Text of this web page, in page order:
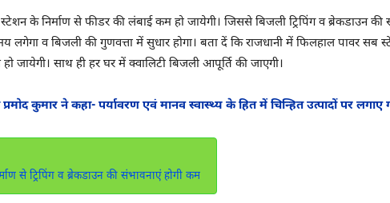
के निर्माण से फीडर की लंबाई कम हो जायेगी। जिससे बिजली ट्रिपिंग व ब्रेकडाउन
लगेगा व बिजली की गुणवत्ता में सुधार होगा। बता दें कि राजधानी में फिलहाल पावर
जायेगी। साथ ही हर घर में क्वालिटी बिजली आपूर्ति की जाएगी।
प्रमोद कुमार ने कहा- पर्यावरण एवं मानव स्वास्थ्य के हित में चिन्हित उत्पादों पर
से ट्रिपिंग व ब्रेकडाउन की संभावनाएं होगी कम